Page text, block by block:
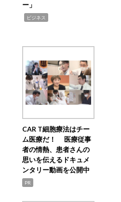
ー」
ビジネス
CAR T細胞療法はチー
ム医療だ！ 医療従事
者の情熱、患者さんの
思いを伝えるドキュメ
ンタリー動画を公開中
PR